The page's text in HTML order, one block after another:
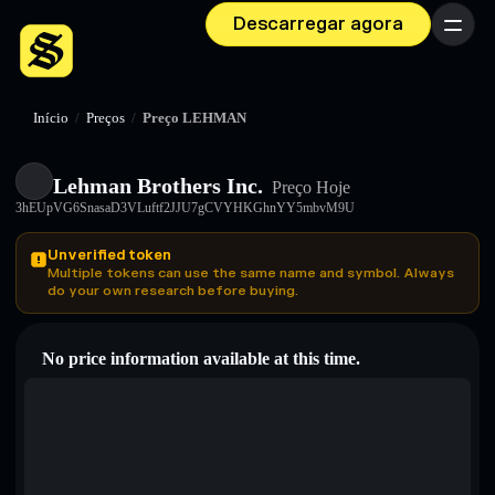
Descarregar agora Menu
Início / Preços / Preço LEHMAN
Lehman Brothers Inc. Preço Hoje
3hEUpVG6SnasaD3VLuftf2JJU7gCVYHKGhnYY5mbvM9U
Unverified token
Multiple tokens can use the same name and symbol. Always
do your own research before buying.
No price information available at this time.